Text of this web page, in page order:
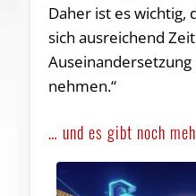
Daher ist es wichtig,
sich ausreichend
nehmen.“
… und es gibt noch